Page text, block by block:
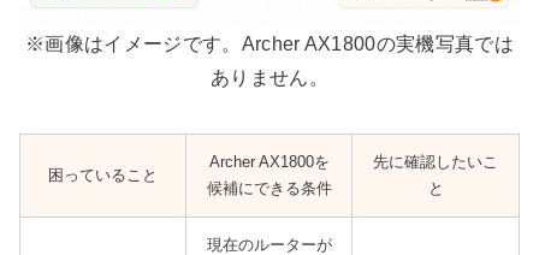
※画像はイメージです。Archer AX1800の実機写真では
ありません。
困っていること
Archer AX1800を
候補にできる条件
先に確認したいこ
と
現在のルーターが